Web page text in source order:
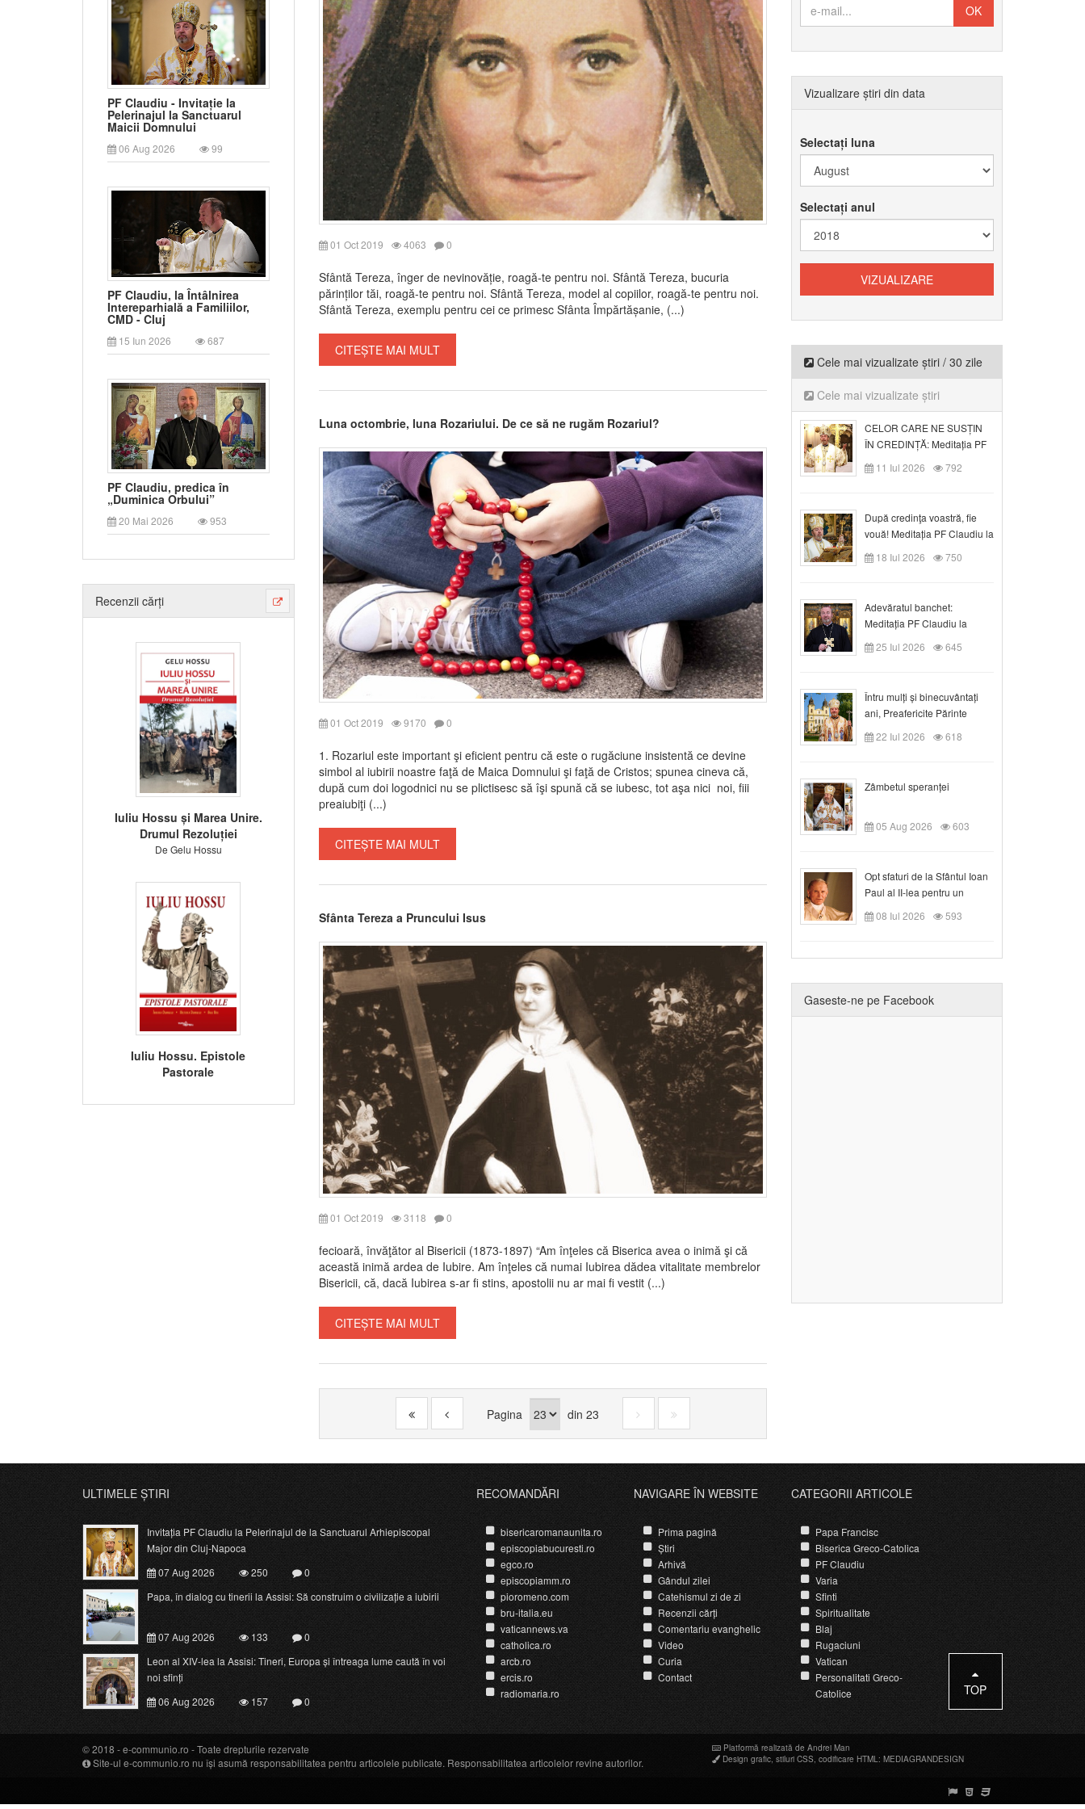
PF Claudiu - Invitație la
Pelerinajul la Sanctuarul
Maicii Domnului
06 Aug 2026 99
PF Claudiu, la Întâlnirea
Intereparhială a Familiilor,
CMD - Cluj
15 Iun 2026 687
PF Claudiu, predica în
„Duminica Orbului”
20 Mai 2026 953
Recenzii cărți
Iuliu Hossu și Marea Unire.
Drumul Rezoluției
De Gelu Hossu
Iuliu Hossu. Epistole
Pastorale
01 Oct 2019 4063 0
Sfântă Tereza, înger de nevinovăție, roagă-te pentru noi. Sfântă Tereza, bucuria
părinților tăi, roagă-te pentru noi. Sfântă Tereza, model al copiilor, roagă-te pentru noi.
Sfântă Tereza, exemplu pentru cei ce primesc Sfânta Împărtășanie, (...)
CITEȘTE MAI MULT
Luna octombrie, luna Rozariului. De ce să ne rugăm Rozariul?
01 Oct 2019 9170 0
1. Rozariul este important şi eficient pentru că este o rugăciune insistentă ce devine
simbol al iubirii noastre faţă de Maica Domnului şi faţă de Cristos; spunea cineva că,
după cum doi logodnici nu se plictisesc să îşi spună că se iubesc, tot aşa nici noi, fiii
preaiubiţi (...)
CITEȘTE MAI MULT
Sfânta Tereza a Pruncului Isus
01 Oct 2019 3118 0
fecioară, învăţător al Bisericii (1873-1897) “Am înţeles că Biserica avea o inimă şi că
această inimă ardea de Iubire. Am înţeles că numai Iubirea dădea vitalitate membrelor
Bisericii, că, dacă Iubirea s-ar fi stins, apostolii nu ar mai fi vestit (...)
CITEȘTE MAI MULT
Pagina din 23
Vizualizare știri din data
Selectați luna
Selectați anul
Cele mai vizualizate știri / 30 zile
Cele mai vizualizate știri
CELOR CARE NE SUSȚIN
ÎN CREDINȚĂ: Meditația PF
Claudiu la Duminica a VI-a
după Rusalii
11 Iul 2026 792
După credinţa voastră, fie
vouă! Meditația PF Claudiu la
duminica a VII-a după Rusalii
18 Iul 2026 750
Adevăratul banchet:
Meditația PF Claudiu la
Duminica a VIII-a după
Rusalii
25 Iul 2026 645
Întru mulți și binecuvântați
ani, Preafericite Părinte
Claudiu!
22 Iul 2026 618
Zâmbetul speranței
05 Aug 2026 603
Opt sfaturi de la Sfântul Ioan
Paul al II-lea pentru un
creștin
08 Iul 2026 593
Gaseste-ne pe Facebook
ULTIMELE ȘTIRI
Invitația PF Claudiu la Pelerinajul de la Sanctuarul Arhiepiscopal
Major din Cluj-Napoca
07 Aug 2026
250
0
Papa, în dialog cu tinerii la Assisi: Să construim o civilizație a iubirii
07 Aug 2026 133
0
Leon al XIV-lea la Assisi: Tineri, Europa și întreaga lume caută în voi
noi sfinți
06 Aug 2026
157 0
RECOMANDĂRI
bisericaromanaunita.ro
episcopiabucuresti.ro
egco.ro
episcopiamm.ro
pioromeno.com
bru-italia.eu
vaticannews.va
catholica.ro
arcb.ro
ercis.ro
radiomaria.ro
NAVIGARE ÎN WEBSITE
Prima pagină
Știri
Arhivă
Gândul zilei
Catehismul zi de zi
Recenzii cărți
Comentariu evanghelic
Video
Curia
Contact
CATEGORII ARTICOLE
Papa Francisc
Biserica Greco-Catolica
PF Claudiu
Varia
Sfinti
Spiritualitate
Blaj
Rugaciuni
Vatican
Personalitati Greco-
Catolice
TOP
© 2018 -e-communio.ro - Toate drepturile rezervate
Site-ul e-communio.ro nu își asumă responsabilitatea pentru articolele publicate. Responsabilitatea articolelor revine autorilor.
Platformă realizată de Andrei Man
Design grafic, stiluri CSS, codificare HTML: MEDIAGRANDESIGN